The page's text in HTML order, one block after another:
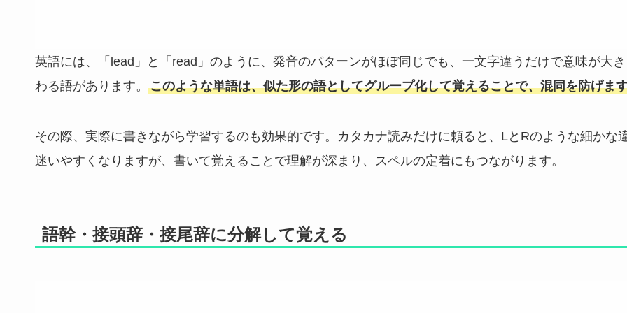
英語には、「lead」と「read」のように、発音のパターンがほぼ同じでも、一文字違うだけで意味が大
わる語があります。 このような単語は、似た形の語としてグループ化して覚えることで、混同を防げま
その際、実際に書きながら学習するのも効果的です。カタカナ読みだけに頼ると、LとRのような細かな
迷いやすくなりますが、書いて覚えることで理解が深まり、スペルの定着にもつながります。
語幹・接頭辞・接尾辞に分解して覚える